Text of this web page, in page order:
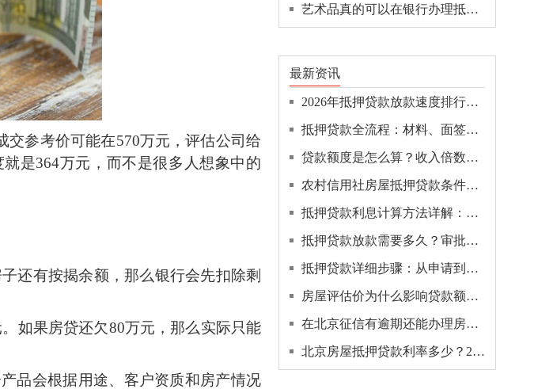
交参考价可能在570万元，评估公司给
是364万元，而不是很多人想象中的
还有按揭余额，那么银行会先扣除剩
如果房贷还欠80万元，那么实际只能
品会根据用途、客户资质和房产情况
艺术品真的可以在银行办理抵押贷款吗？
最新资讯
2026年抵押贷款放款速度排行：哪家银行最快几天到账？
抵押贷款全流程：材料、面签、抵押登记、放款全解析！
贷款额度是怎么算？收入倍数、负债率、抵押估值三步拆解
农村信用社房屋抵押贷款条件全解：最新申请材料清单！
抵押贷款利息计算方法详解：本息与本金哪个更省钱？
抵押贷款放款需要多久？审批+抵押登记+放款全链路拆解！
抵押贷款详细步骤：从申请到放款的10个环节全拆解！
房屋评估价为什么影响贷款额度？
在北京征信有逾期还能办理房抵贷吗？
北京房屋抵押贷款利率多少？2026年最新银行利率汇总